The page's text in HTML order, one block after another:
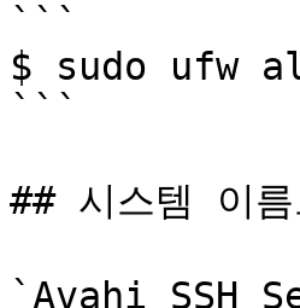
```
$ sudo ufw
```
## 시스템 이름
`Avahi SSH